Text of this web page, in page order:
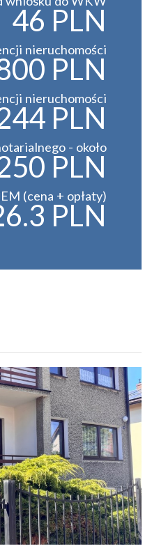
46 PLN
nieruchomości
PLN
nieruchomości
PLN
- około
PLN
(cena + opłaty)
PLN